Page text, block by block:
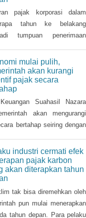
2021 danpemerintah ( PpnBM
untuk sektor otomotif
insentif pajak
properti.
pajak korporasi dalam
tahun ke belakang
tumpuan penerimaan
mencari sektor usaha yang
memberikan
besar di tahun depan.
mulai pulih,
akan kurangi
pajak secara
Suahasil Nazara
akan mengurangi
bertahap seiring dengan
industri cermati efek
pajak karbon
akan diterapkan tahun
tak bisa diremehkan oleh
pun mulai menerapkan
tahun depan. Para pelaku